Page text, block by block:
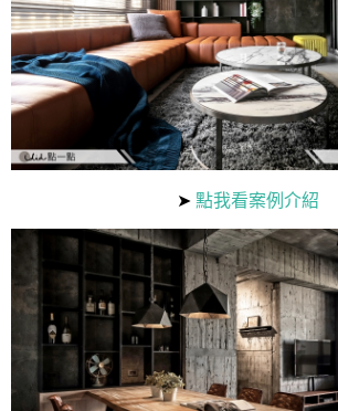
➤點我看案例介紹